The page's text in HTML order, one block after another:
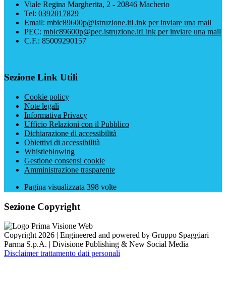
Viale Regina Margherita, 2 - 20846 Macherio
Tel: 0392017829
Email: mbic89600p@istruzione.itLink per inviare una mail
PEC: mbic89600p@pec.istruzione.itLink per inviare una mail
C.F.: 85009290157
Sezione Link Utili
Cookie policy
Note legali
Informativa Privacy
Ufficio Relazioni con il Pubblico
Dichiarazione di accessibilità
Obiettivi di accessibilità
Whistleblowing
Gestione consensi cookie
Amministrazione trasparente
Pagina visualizzata 398 volte
Sezione Copyright
Copyright 2026 | Engineered and powered by Gruppo Spaggiari
Parma S.p.A. | Divisione Publishing & New Social Media
Disclaimer trattamento dati personali